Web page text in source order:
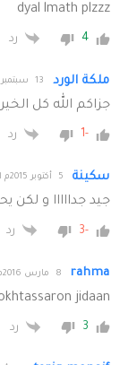
dyal lmath plzzz
4 رد
ملكة الورد 13 سبتمبر 2015م الساعة 19:40
جزاكم الله كل الخير
-1 رد
سكينة 5 أكتوبر 2015م الساعة 20:12
جيد جدااااا و لكن
-3 رد
rahma 8 مارس 2016م الساعة 20:28
jidaan
3 رد